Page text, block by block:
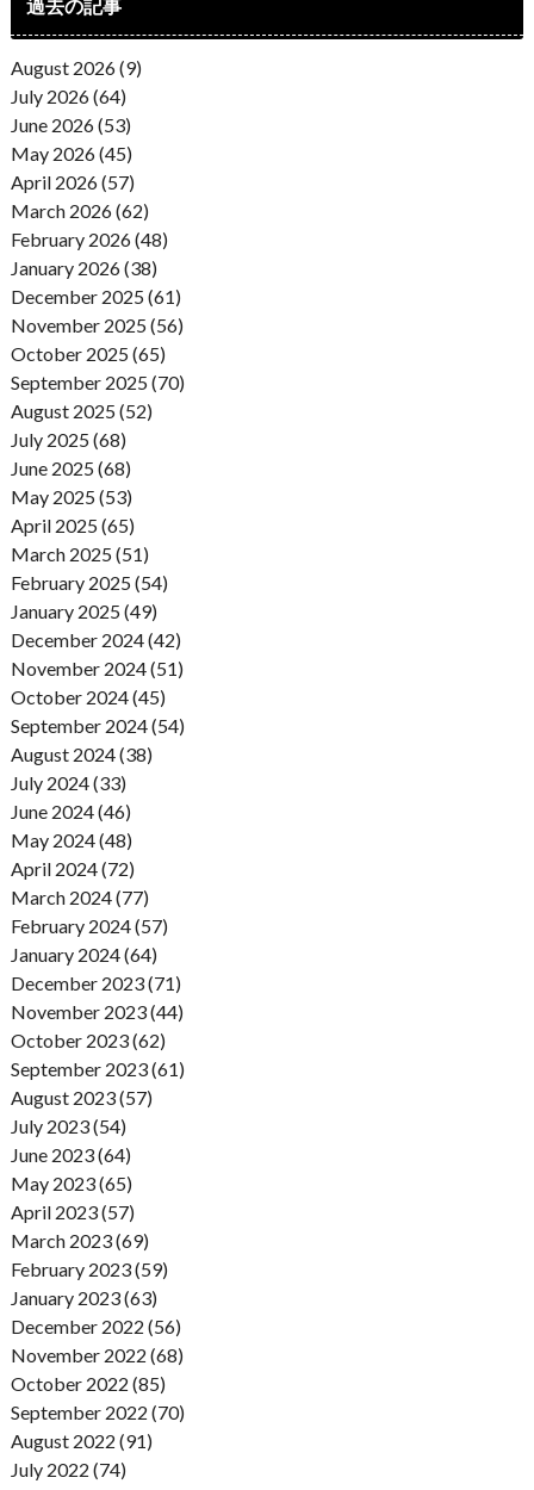
過去の記事
August 2026 (9)
July 2026 (64)
June 2026 (53)
May 2026 (45)
April 2026 (57)
March 2026 (62)
February 2026 (48)
January 2026 (38)
December 2025 (61)
November 2025 (56)
October 2025 (65)
September 2025 (70)
August 2025 (52)
July 2025 (68)
June 2025 (68)
May 2025 (53)
April 2025 (65)
March 2025 (51)
February 2025 (54)
January 2025 (49)
December 2024 (42)
November 2024 (51)
October 2024 (45)
September 2024 (54)
August 2024 (38)
July 2024 (33)
June 2024 (46)
May 2024 (48)
April 2024 (72)
March 2024 (77)
February 2024 (57)
January 2024 (64)
December 2023 (71)
November 2023 (44)
October 2023 (62)
September 2023 (61)
August 2023 (57)
July 2023 (54)
June 2023 (64)
May 2023 (65)
April 2023 (57)
March 2023 (69)
February 2023 (59)
January 2023 (63)
December 2022 (56)
November 2022 (68)
October 2022 (85)
September 2022 (70)
August 2022 (91)
July 2022 (74)